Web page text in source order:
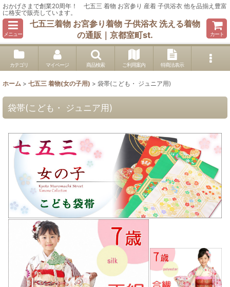
おかげさまで創業20周年！ 七五三 着物 お宮参り 産着 子供浴衣 他を品揃え豊富
に格安で販売しています。
メニュー
七五三着物 お宮参り着物 子供浴衣 洗える着物
の通販｜京都室町st.
カート
カテゴリ マイページ 商品検索 ご利用案内 特商法表示
ホーム > 七五三 着物(女の子用) > 袋帯(こども・ ジュニア用)
袋帯(こども・ ジュニア用)